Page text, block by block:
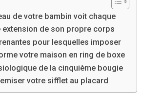
de votre bambin voit chaque
extension de son propre corps
pour lesquelles imposer
votre maison en ring de boxe
de la cinquième bougie
votre sifflet au placard